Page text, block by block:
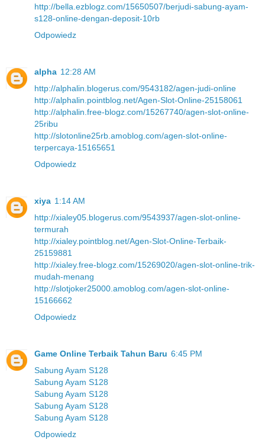
http://bella.ezblogz.com/15650507/berjudi-sabung-ayam-
s128-online-dengan-deposit-10rb
Odpowiedz
alpha 12:28 AM
http://alphalin.blogerus.com/9543182/agen-judi-online
http://alphalin.pointblog.net/Agen-Slot-Online-25158061
http://alphalin.free-blogz.com/15267740/agen-slot-online-
25ribu
http://slotonline25rb.amoblog.com/agen-slot-online-
terpercaya-15165651
Odpowiedz
xiya 1:14 AM
http://xialey05.blogerus.com/9543937/agen-slot-online-
termurah
http://xialey.pointblog.net/Agen-Slot-Online-Terbaik-
25159881
http://xialey.free-blogz.com/15269020/agen-slot-online-trik-
mudah-menang
http://slotjoker25000.amoblog.com/agen-slot-online-
15166662
Odpowiedz
Game Online Terbaik Tahun Baru 6:45 PM
Sabung Ayam S128
Sabung Ayam S128
Sabung Ayam S128
Sabung Ayam S128
Sabung Ayam S128
Odpowiedz